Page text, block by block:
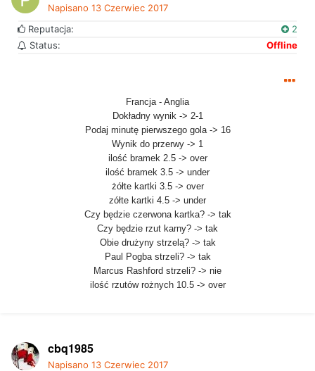
Napisano 13 Czerwiec 2017
Reputacja:
2
Status:
Offline
Francja - Anglia
Dokładny wynik -> 2-1
Podaj minutę pierwszego gola -> 16
Wynik do przerwy -> 1
ilość bramek 2.5 -> over
ilość bramek 3.5 -> under
żółte kartki 3.5 -> over
zółte kartki 4.5 -> under
Czy będzie czerwona kartka? -> tak
Czy będzie rzut karny? -> tak
Obie drużyny strzelą? -> tak
Paul Pogba strzeli? -> tak
Marcus Rashford strzeli? -> nie
ilość rzutów rożnych 10.5 -> over
cbq1985
Napisano 13 Czerwiec 2017